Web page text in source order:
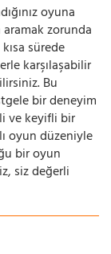
oyuna
zorunda
sürede
karşılaşabilir
Bu
bir deneyim
ve keyifli bir
oyun düzeniyle
bir oyun
siz değerli